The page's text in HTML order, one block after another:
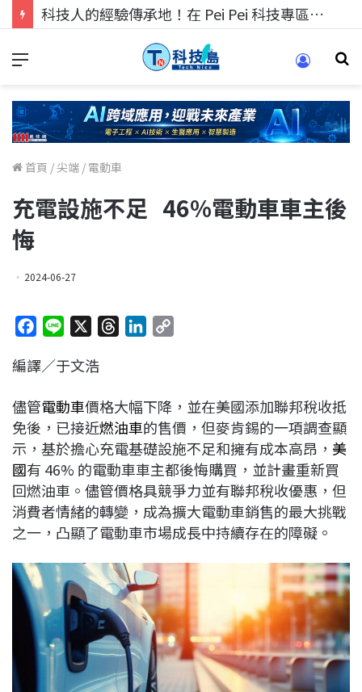
科技人找工作，就到TECH+ 科技專區!
首頁 /尖端 / 電動車
充電設施不足 46%電動車車主後
悔
2024-06-27
c
b
o
o
k
n
a
d
s
e
d
I
n
L
i
n
k
編譯／于文浩
儘管電動車價格大幅下降，並在美國添加聯邦稅收抵
免後，已接近燃油車的售價，但麥肯錫的一項調查顯
示，基於擔心充電基礎設施不足和擁有成本高昂， 美
國有 46% 的電動車車主都後悔購買，並計畫重新買
回燃油車。儘管價格具競爭力並有聯邦稅收優惠，但
消費者情緒的轉變，成為擴大電動車銷售的最大挑戰
之一，凸顯了電動車市場成長中持續存在的障礙。